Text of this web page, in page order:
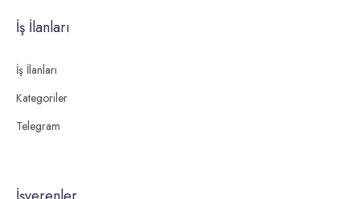
İş İlanları
İş İlanları
Kategoriler
Telegram